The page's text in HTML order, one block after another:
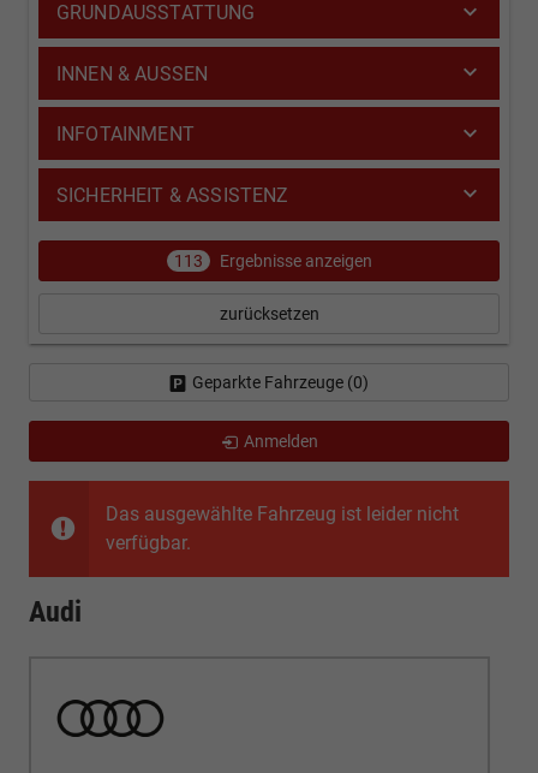
Das ausgewählte Fahrzeug ist leider nicht
verfügbar.
Audi
GRUNDAUSSTATTUNG
INNEN & AUSSEN
INFOTAINMENT
SICHERHEIT & ASSISTENZ
113 Ergebnisse anzeigen
zurücksetzen
Geparkte Fahrzeuge (0)
Anmelden